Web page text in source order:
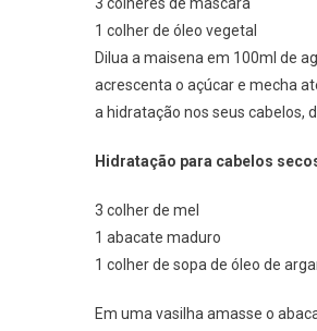
1 colher de óleo vegetal
Dilua a maisena em 100ml de
acrescenta o açúcar e mecha
a hidratação nos seus cabelos,
Hidratação para cabelos
3 colher de mel
1 abacate maduro
1 colher de sopa de óleo de
Em uma vasilha amasse o